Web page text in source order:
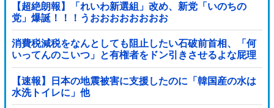
【超絶朗報】「れいわ新選組」改め、新党「いのちの
党」爆誕！！！うおおおおおおおお
消費税減税をなんとしても阻止したい石破前首相、「何
いってんのこいつ」と有権者をドン引きさせるよな屁理
屈を……
【速報】日本の地震被害に支援したのに「韓国産の水は
水洗トイレに」他